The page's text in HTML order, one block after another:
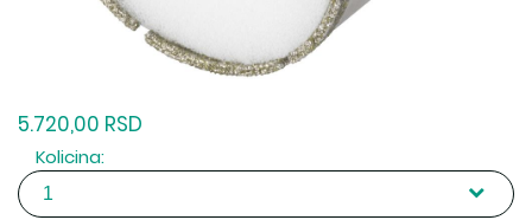
5.720,00 RSD
Kolicina: